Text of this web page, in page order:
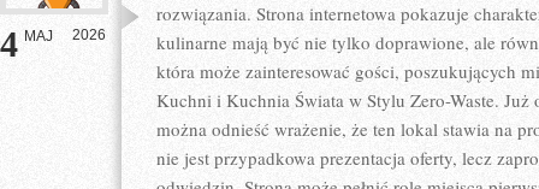
4 MAJ 2026
rozwiązania. Strona internetowa pokazuje
kulinarne mają być nie tylko doprawione, ale
która może zainteresować gości, poszukujących
Kuchni i Kuchnia Świata w Stylu Zero-Waste. Już
można odnieść wrażenie, że ten lokal stawia na
nie jest przypadkowa prezentacja oferty, lecz